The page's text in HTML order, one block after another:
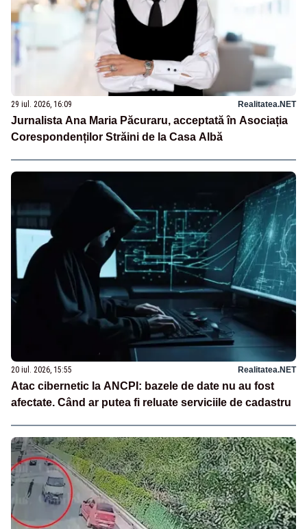
29 iul. 2026, 16:09 Realitatea.NET
Jurnalista Ana Maria Păcuraru, acceptată în Asociația
Corespondenților Străini de la Casa Albă
20 iul. 2026, 15:55 Realitatea.NET
Atac cibernetic la ANCPI: bazele de date nu au fost
afectate. Când ar putea fi reluate serviciile de cadastru